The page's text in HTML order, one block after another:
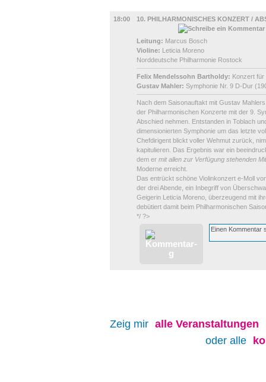
18:00
10. PHILHARMONISCHES KONZERT /
Leitung: Marcus Bosch
Violine: Leticia Moreno
Norddeutsche Philharmonie Rostock
Felix Mendelssohn Bartholdy: Konzert für
Gustav Mahler: Symphonie Nr. 9 D-Dur
Nach dem Saisonauftakt mit Gustav
der Philharmonischen Konzerte mit der 9.
Abschied nehmen. Entstanden in Toblach
dimensionierten Symphonie um das letzte
Chefdirigent blickt voller Wehmut zurück,
kapitulieren. Das Ergebnis war ein
dem er mit allen zur Verfügung stehenden
Moderne erreicht.
Das entrückt schöne Violinkonzert e-Moll
der drei Abende, ein Inbegriff von
Geigerin Leticia Moreno, überzeugend mit
debütiert damit beim Philharmonischen
*/ ?>
Zeig mir alle Veranstaltungen
oder alle